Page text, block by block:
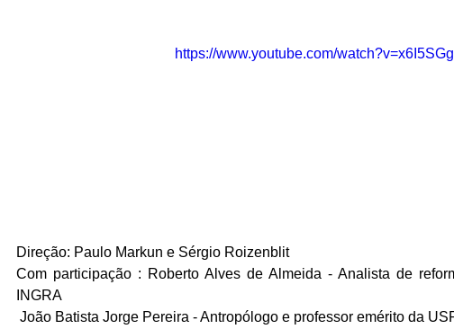
https://www.youtube.com/
Direção: Paulo Markun e Sérgio Roizenblit
Com participação : Roberto Alves de Almeida - Analista de
INGRA
João Batista Jorge Pereira - Antropólogo e professor emérito da